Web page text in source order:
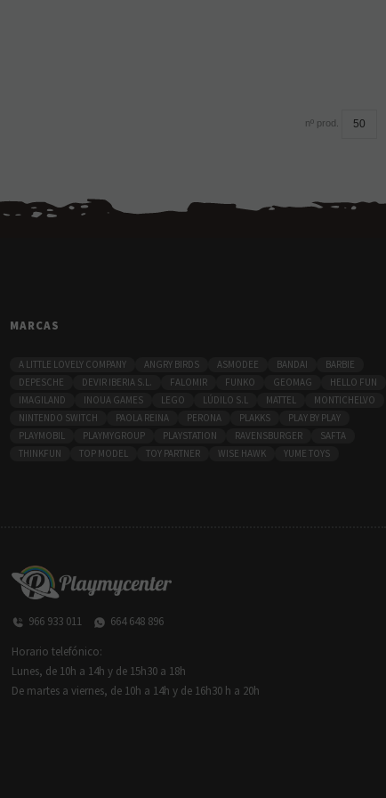
nº prod.
MARCAS
A LITTLE LOVELY COMPANY ANGRY BIRDS ASMODEE BANDAI
BARBIE
DEPESCHE
DEVIR IBERIA S.L. FALOMIR FUNKO GEOMAG
HELLO FUN
IMAGILAND
INOUA GAMES LEGO LÚDILO S.L MATTEL
MONTICHELVO
NINTENDO SWITCH
PAOLA REINA PERONA PLAKKS
PLAY BY PLAY
PLAYMOBIL
PLAYMYGROUP PLAYSTATION RAVENSBURGER
SAFTA
THINKFUN
TOP MODEL TOY PARTNER WISE HAWK YUME TOYS
966 933 011 664 648 896
Horario telefónico:
Lunes, de 10h a 14h y de 15h30 a 18h
De martes a viernes, de 10h a 14h y de 16h30 h a 20h